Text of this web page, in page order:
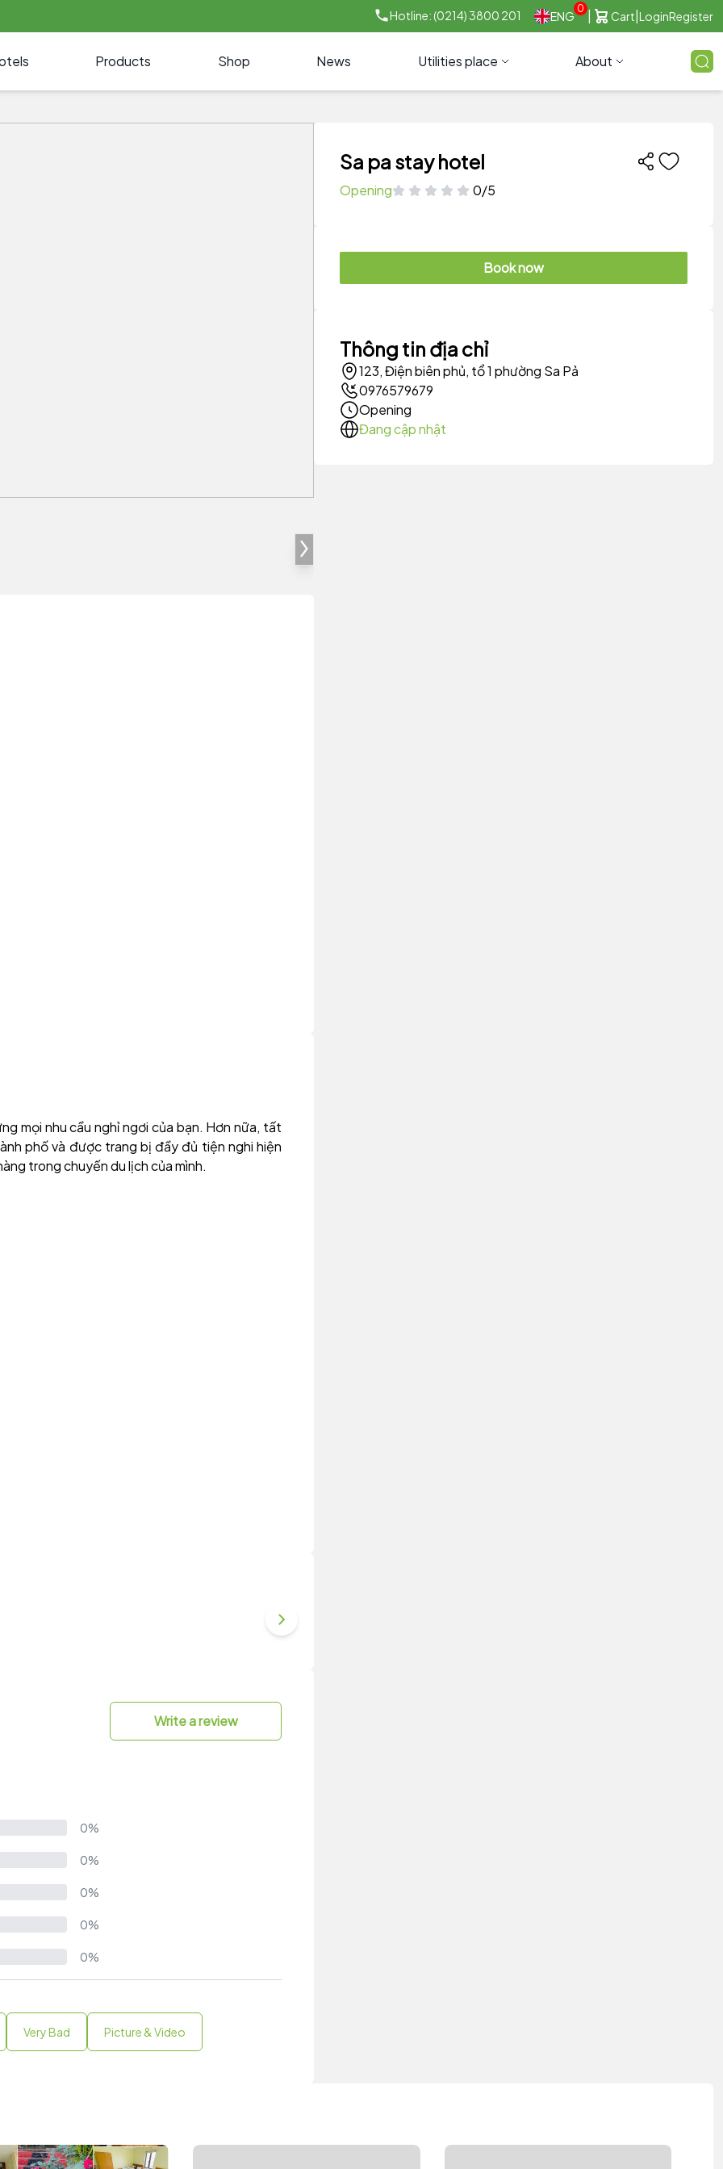
Hotline: (0214) 3800 201 ENG
0
Cart LoginRegister
Products Shop News Utilities place About
mọi nhu cầu nghỉ ngơi của bạn. Hơn nữa, tất
phố và được trang bị đầy đủ tiện nghi hiện
trong chuyến du lịch của mình.
Write a review
0%
0%
0%
0%
0%
Very Bad Picture & Video
Sa pa stay hotel
Opening 0/5
Book now
Thông tin địa chỉ
123, Điện biên phủ, tổ 1 phường Sa Pả
0976579679
Opening
Đang cập nhật